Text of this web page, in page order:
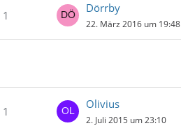
1
Dörrby
22. März 2016 um 19:48
1
Olivius
2. Juli 2015 um 23:10